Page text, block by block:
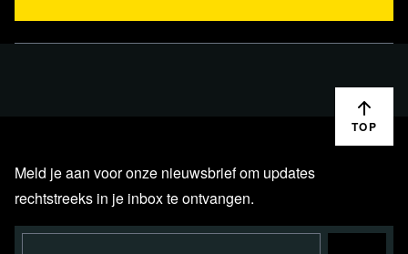
TOP
Meld je aan voor onze nieuwsbrief om updates
rechtstreeks in je inbox te ontvangen.